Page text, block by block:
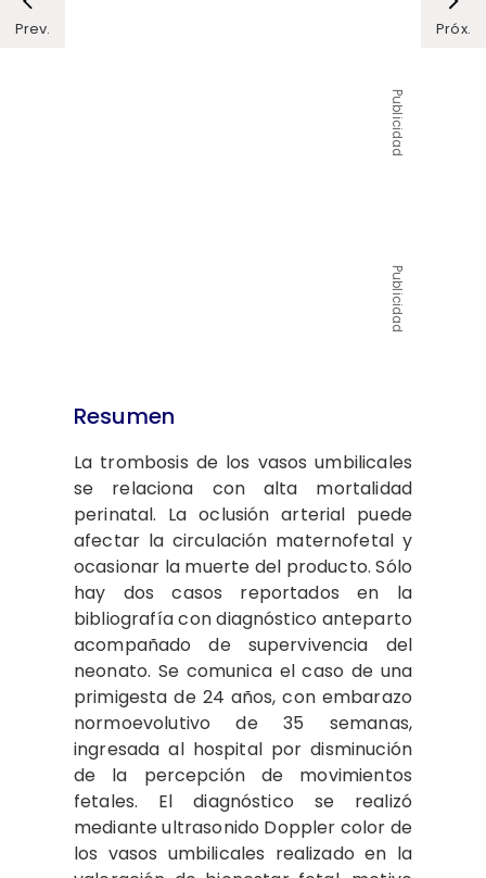
Prev. Próx.
Publicidad
Publicidad
Resumen
La trombosis de los vasos umbilicales
se relaciona con alta mortalidad
perinatal. La oclusión arterial puede
afectar la circulación maternofetal y
ocasionar la muerte del producto. Sólo
hay dos casos reportados en la
bibliografía con diagnóstico anteparto
acompañado de supervivencia del
neonato. Se comunica el caso de una
primigesta de 24 años, con embarazo
normoevolutivo de 35 semanas,
ingresada al hospital por disminución
de la percepción de movimientos
fetales. El diagnóstico se realizó
mediante ultrasonido Doppler color de
los vasos umbilicales realizado en la